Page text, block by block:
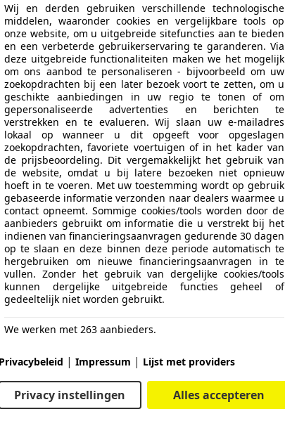
| D
Wij en derden gebruiken verschillende technologische
middelen, waaronder cookies en vergelijkbare tools op
onze website, om u uitgebreide sitefuncties aan te bieden
en een verbeterde gebruikerservaring te garanderen. Via
deze uitgebreide functionaliteiten maken we het mogelijk
om ons aanbod te personaliseren - bijvoorbeeld om uw
zoekopdrachten bij een later bezoek voort te zetten, om u
geschikte aanbiedingen in uw regio te tonen of om
gepersonaliseerde advertenties en berichten te
verstrekken en te evalueren. Wij slaan uw e-mailadres
lokaal op wanneer u dit opgeeft voor opgeslagen
zoekopdrachten, favoriete voertuigen of in het kader van
de prijsbeoordeling. Dit vergemakkelijkt het gebruik van
de website, omdat u bij latere bezoeken niet opnieuw
hoeft in te voeren. Met uw toestemming wordt op gebruik
gebaseerde informatie verzonden naar dealers waarmee u
contact opneemt. Sommige cookies/tools worden door de
aanbieders gebruikt om informatie die u verstrekt bij het
indienen van financieringsaanvragen gedurende 30 dagen
op te slaan en deze binnen deze periode automatisch te
hergebruiken om nieuwe financieringsaanvragen in te
vullen. Zonder het gebruik van dergelijke cookies/tools
kunnen dergelijke uitgebreide functies geheel of
gedeeltelijk niet worden gebruikt.
We werken met 263 aanbieders.
Privacybeleid | Impressum | Lijst met providers
Privacy instellingen Alles accepteren